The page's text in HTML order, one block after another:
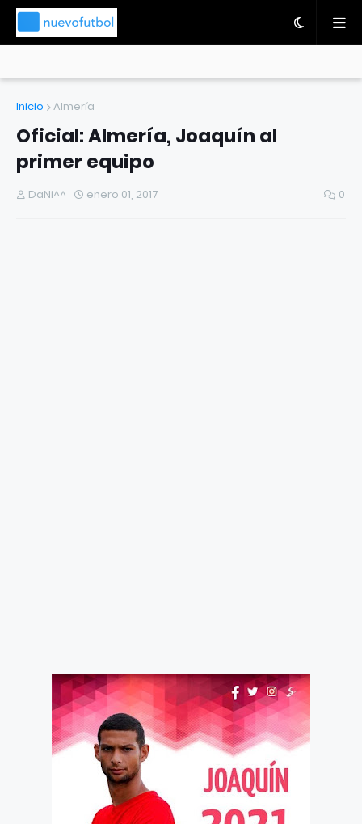
Inicio Almería
Oficial: Almería, Joaquín al
primer equipo
DaNi^^ enero 01, 2017 0